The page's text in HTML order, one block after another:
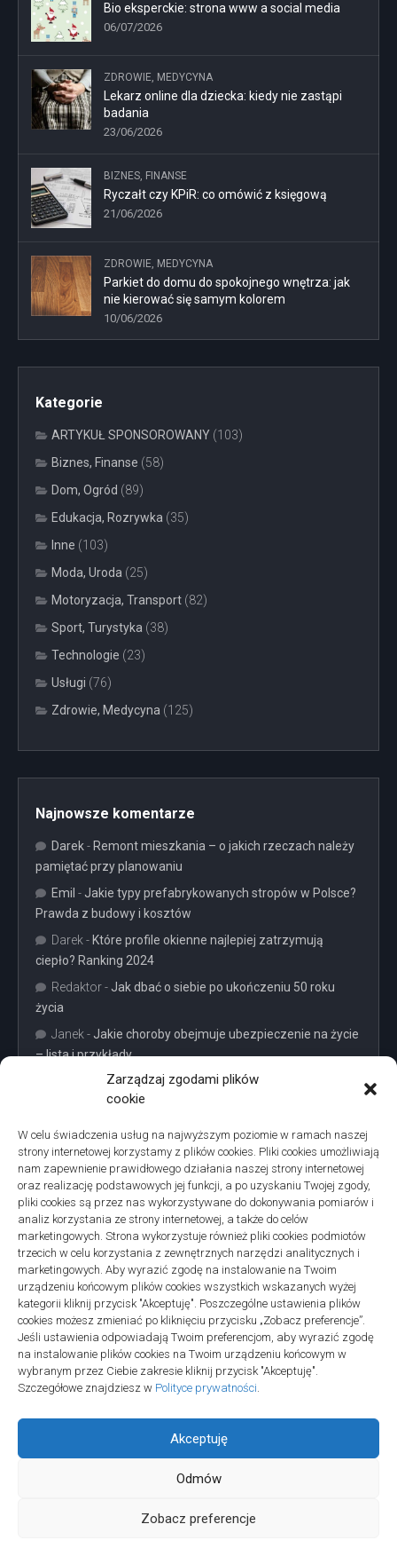
Zarządzaj zgodami plików
cookie
W celu świadczenia usług na najwyższym poziomie w ramach naszej
strony internetowej korzystamy z plików cookies. Pliki cookies umożliwiają
nam zapewnienie prawidłowego działania naszej strony internetowej
oraz realizację podstawowych jej funkcji, a po uzyskaniu Twojej zgody,
pliki cookies są przez nas wykorzystywane do dokonywania pomiarów i
analiz korzystania ze strony internetowej, a także do celów
marketingowych. Strona wykorzystuje również pliki cookies podmiotów
trzecich w celu korzystania z zewnętrznych narzędzi analitycznych i
marketingowych. Aby wyrazić zgodę na instalowanie na Twoim
urządzeniu końcowym plików cookies wszystkich wskazanych wyżej
kategorii kliknij przycisk "Akceptuję". Poszczególne ustawienia plików
cookies możesz zmieniać po kliknięciu przycisku „Zobacz preferencje”.
Jeśli ustawienia odpowiadają Twoim preferencjom, aby wyrazić zgodę
na instalowanie plików cookies na Twoim urządzeniu końcowym w
wybranym przez Ciebie zakresie kliknij przycisk "Akceptuję".
Szczegółowe znajdziesz w Polityce prywatności.
Akceptuję
Odmów
Zobacz preferencje
Bio eksperckie: strona www a social media
06/07/2026
ZDROWIE, MEDYCYNA
Lekarz online dla dziecka: kiedy nie zastąpi
badania
23/06/2026
BIZNES, FINANSE
Ryczałt czy KPiR: co omówić z księgową
21/06/2026
ZDROWIE, MEDYCYNA
Parkiet do domu do spokojnego wnętrza: jak
nie kierować się samym kolorem
10/06/2026
Kategorie
ARTYKUŁ SPONSOROWANY (103)
Biznes, Finanse (58)
Dom, Ogród (89)
Edukacja, Rozrywka (35)
Inne (103)
Moda, Uroda (25)
Motoryzacja, Transport (82)
Sport, Turystyka (38)
Technologie (23)
Usługi (76)
Zdrowie, Medycyna (125)
Najnowsze komentarze
Darek- Remont mieszkania – o jakich rzeczach należy
pamiętać przy planowaniu
Emil - Jakie typy prefabrykowanych stropów w Polsce?
Prawda z budowy i kosztów
Darek - Które profile okienne najlepiej zatrzymują
ciepło? Ranking 2024
Redaktor- Jak dbać o siebie po ukończeniu 50 roku
życia
Janek - Jakie choroby obejmuje ubezpieczenie na życie
– lista i przykłady
Projekty domów Podkarpacie
linki z nap
Społeczność Edukacyjna © 2026. All Rights Reserved.